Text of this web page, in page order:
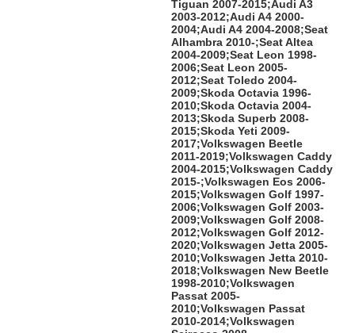
Tiguan 2007-2015;Audi A3
2003-2012;Audi A4 2000-
2004;Audi A4 2004-2008;Seat
Alhambra 2010-;Seat Altea
2004-2009;Seat Leon 1998-
2006;Seat Leon 2005-
2012;Seat Toledo 2004-
2009;Skoda Octavia 1996-
2010;Skoda Octavia 2004-
2013;Skoda Superb 2008-
2015;Skoda Yeti 2009-
2017;Volkswagen Beetle
2011-2019;Volkswagen Caddy
2004-2015;Volkswagen Caddy
2015-;Volkswagen Eos 2006-
2015;Volkswagen Golf 1997-
2006;Volkswagen Golf 2003-
2009;Volkswagen Golf 2008-
2012;Volkswagen Golf 2012-
2020;Volkswagen Jetta 2005-
2010;Volkswagen Jetta 2010-
2018;Volkswagen New Beetle
1998-2010;Volkswagen
Passat 2005-
2010;Volkswagen Passat
2010-2014;Volkswagen